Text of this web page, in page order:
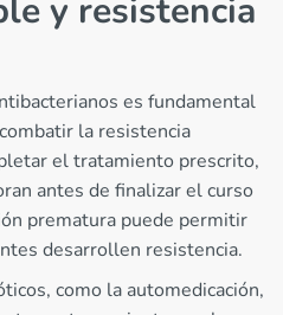
y resistencia
es fundamental
la resistencia
el tratamiento prescrito,
antes de finalizar el curso
prematura puede permitir
desarrollen resistencia.
como la automedicación,